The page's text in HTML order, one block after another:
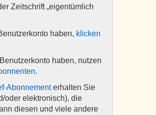
Zeitschrift „eigentümlich
haben, klicken
haben, nutzen
.
Abonnementerhalten Sie
oder elektronisch), die
diesen und viele andere